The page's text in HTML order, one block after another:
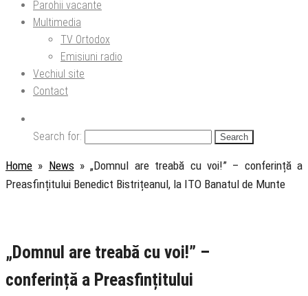
Parohii vacante
Multimedia
TV Ortodox
Emisiuni radio
Vechiul site
Contact
Search for:
Home » News »„Domnul are treabă cu voi!” – conferință a
Preasfințitului Benedict Bistrițeanul, la ITO Banatul de Munte
„Domnul are treabă cu voi!” –
conferință a Preasfințitului